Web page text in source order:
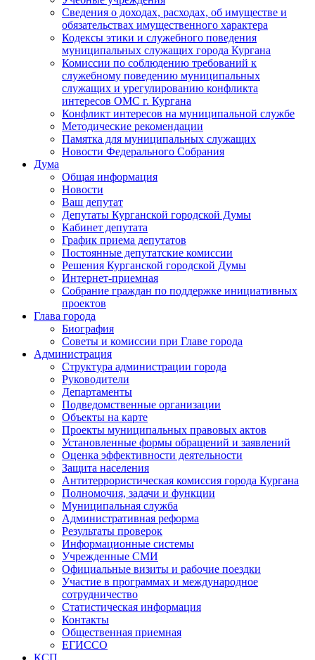
Сведения о доходах, расходах, об имуществе и
обязательствах имущественного характера
Кодексы этики и служебного поведения
муниципальных служащих города Кургана
Комиссии по соблюдению требований к
служебному поведению муниципальных
служащих и урегулированию конфликта
интересов ОМС г. Кургана
Конфликт интересов на муниципальной службе
Методические рекомендации
Памятка для муниципальных служащих
Новости Федерального Cобрания
Дума
Общая информация
Новости
Ваш депутат
Депутаты Курганской городской Думы
Кабинет депутата
График приема депутатов
Постоянные депутатские комиссии
Решения Курганской городской Думы
Интернет-приемная
Собрание граждан по поддержке инициативных
проектов
Глава города
Биография
Советы и комиссии при Главе города
Администрация
Структура администрации города
Руководители
Департаменты
Подведомственные организации
Объекты на карте
Проекты муниципальных правовых актов
Установленные формы обращений и заявлений
Оценка эффективности деятельности
Защита населения
Антитеррористическая комиссия города Кургана
Полномочия, задачи и функции
Муниципальная служба
Административная реформа
Результаты проверок
Информационные системы
Учрежденные СМИ
Официальные визиты и рабочие поездки
Участие в программах и международное
сотрудничество
Статистическая информация
Контакты
Общественная приемная
ЕГИССО
КСП